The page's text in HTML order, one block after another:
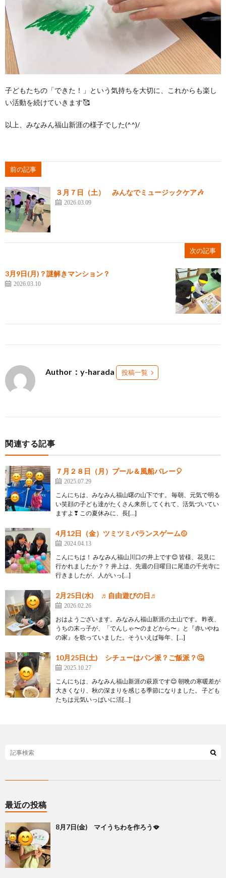
子どもたちの「できた！」という気持ちを大切に、これからも楽し
い活動を続けていきます🥰
以上、みなみん福山新涯の様子でした(^^)/
前の記事
３月７日（土） みんなでミュージックケア🎶
2026.03.09
次の記事
3月9日(月)？謎解きマンション？
2026.03.10
Author：y-harada 投稿一覧
関連する記事
７月２８日（月）プール＆風船バレー🎈
2025.07.29
こんにちは、みなみん福山曙の山下です。 毎朝、元気で明る
い笑顔の子ども達がたくさん来所してくれて、活気づいてい
ますよ❣ この夏休みに、長[…]
4月12日（金）ツミツミバランスゲーム🥎
2024.04.13
こんにちは！ みなみん福山川口の井上です😊 皆様、花見に
行かれましたか？？ 井上は、先週の日曜日に尾道の千光寺に
行きましたが、人がいっ[…]
2月25日(水) ♬自由遊びの日♬
2026.02.26
おはようございます。みなみん福山新涯の土山です。 昨夜、
うちの末っ子が、「でんしゃ〜のまどから〜」と『赤いやね
の家』を歌っていました。そういえば毎年、[…]
10月25日(土) シチューはパン派？ご飯派？🤔
2025.10.27
こんにちは、みなみん福山新涯の萩原です😊 朝晩の寒暖差が
大きくなり、秋の深まりを感じる季節になりました。 子ども
たちは元気いっぱいに活[…]
最近の投稿
8月7日(金) マイうちわを作ろう🪭